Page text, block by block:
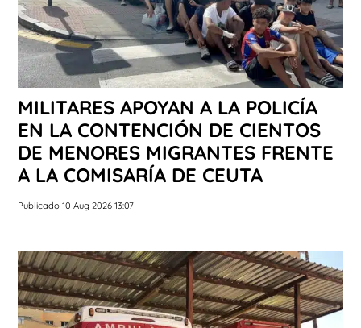
MILITARES APOYAN A LA POLICÍA
EN LA CONTENCIÓN DE CIENTOS
DE MENORES MIGRANTES FRENTE
A LA COMISARÍA DE CEUTA
Publicado 10 Aug 2026 13:07